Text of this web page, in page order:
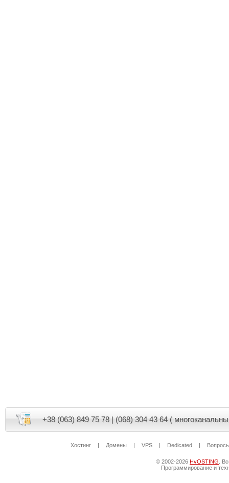
+38 (063) 849 75 78 | (068) 304 43 64 (
Хостинг | Домены | VPS | Dedicated |
© 2002-2026 HvOSTING .
Программирование и